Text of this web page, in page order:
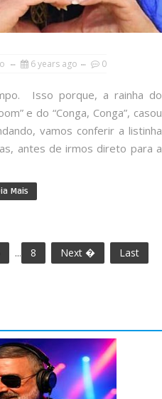
6 years ago 0
Isso porque, a rainha do
e do “Conga, Conga”, casou
vamos conferir a listinha
antes de irmos direto para a
Mais
... 8 Next � Last